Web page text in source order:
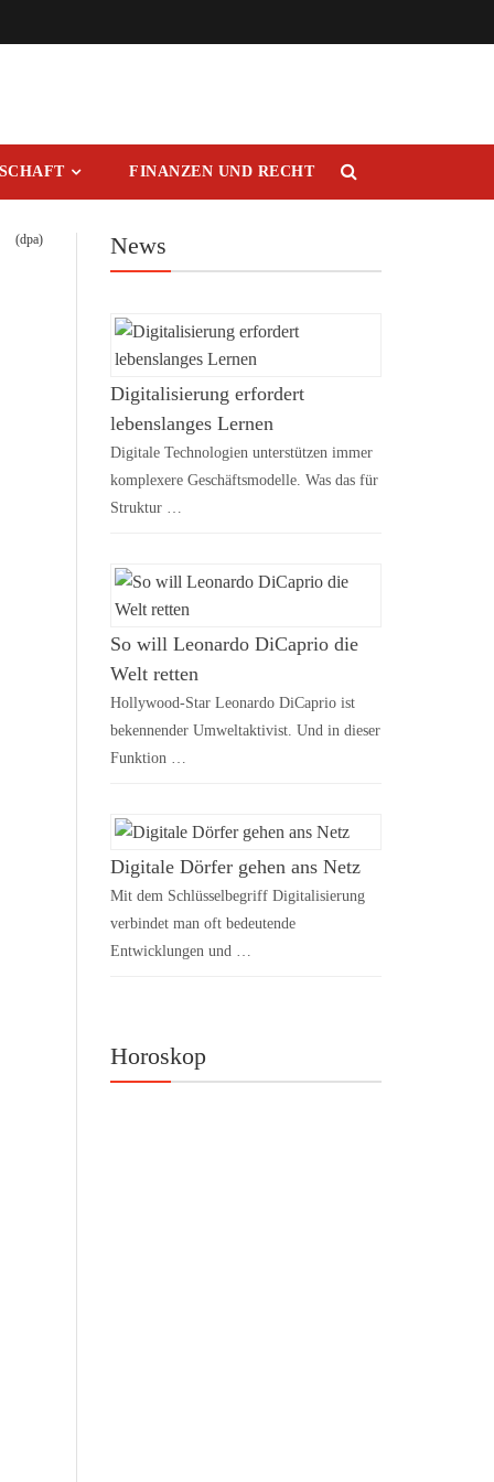
FINANZEN UND RECHT
(dpa) News
Digitalisierung erfordert
lebenslanges Lernen
Digitale Technologien unterstützen immer
komplexere Geschäftsmodelle. Was das für
Struktur …
So will Leonardo DiCaprio die
Welt retten
Hollywood-Star Leonardo DiCaprio ist
bekennender Umweltaktivist. Und in dieser
Funktion …
Digitale Dörfer gehen ans Netz
Mit dem Schlüsselbegriff Digitalisierung
verbindet man oft bedeutende
Entwicklungen und …
Horoskop